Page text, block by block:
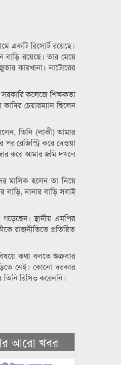
একটি রিসোর্ট রয়েছে।
রয়েছে। তার মেয়ে
কারখানা। নাটোরের
সরকারি কলেজে শিক্ষকতা
চেয়ারম্যান ছিলেন
তিনি (লাকী) আমার
রেজিস্ট্রি করে দেওয়া
করে আমার জমি দখলে
মালিক হলেন তা নিয়ে
বাড়ি, নানার বাড়ি সবাই
স্থানীয় এমপির
রাজনীতিতে প্রতিষ্ঠিত
কথা বলতে শুক্রবার
নেই। কোনো দরকার
রিসিভ করেননি।
আরো খবর